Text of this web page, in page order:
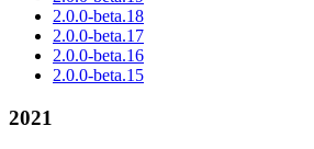
2.0.0-beta.18
2.0.0-beta.17
2.0.0-beta.16
2.0.0-beta.15
2021